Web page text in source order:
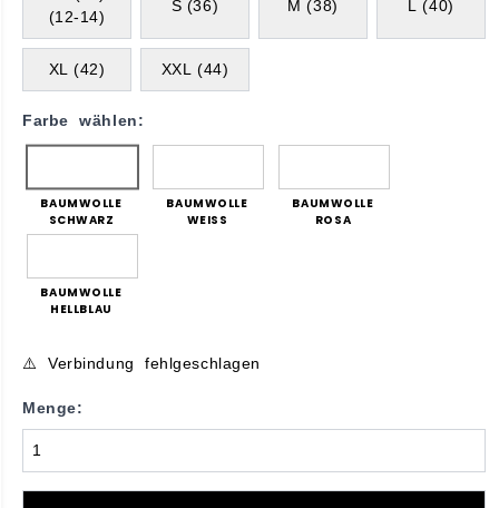
(12-14)
S (36) M (38) L (40)
XL (42) XXL (44)
Farbe wählen:
BAUMWOLLE
SCHWARZ
BAUMWOLLE
WEISS
BAUMWOLLE
ROSA
BAUMWOLLE
HELLBLAU
⚠️ Verbindung fehlgeschlagen
Menge: